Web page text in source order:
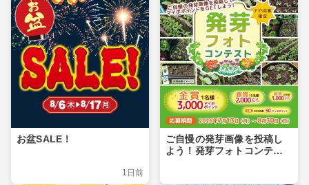
お盆SALE！
1日前
ご自慢の発芽画像を投稿し
よう！発芽フォトコンテス